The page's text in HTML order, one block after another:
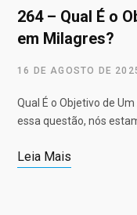
264 – Qual É o
em Milagres?
16 DE AGOSTO DE
Qual É o Objetivo de
essa questão, nós
Leia Mais